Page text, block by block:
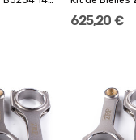
625,20 €